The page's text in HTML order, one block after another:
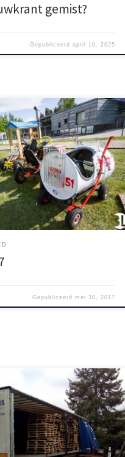
gemist?
Gepubliceerd april 10, 2025
heeft weer een prachtig album
geüpload, met maar
de foto’s van ons evenement van
Open Air staan online.
Gepubliceerd mei 30, 2017
voor twee is onze Teun van
Radio Horizon. Hij zal het
de ticketverkoop van het
Heb je al een groep bij elkaar?
inschrijft, want vol=vol.